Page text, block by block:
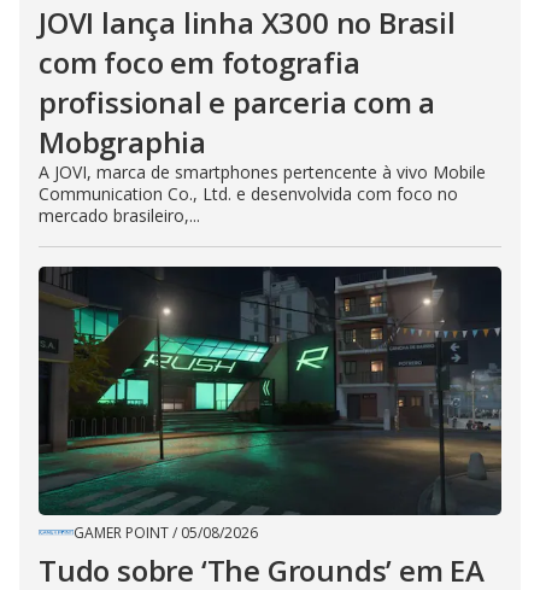
JOVI lança linha X300 no Brasil
com foco em fotografia
profissional e parceria com a
Mobgraphia
A JOVI, marca de smartphones pertencente à vivo Mobile
Communication Co., Ltd. e desenvolvida com foco no
mercado brasileiro,...
GAMER POINT/ 05/08/2026
Tudo sobre ‘The Grounds’ em EA